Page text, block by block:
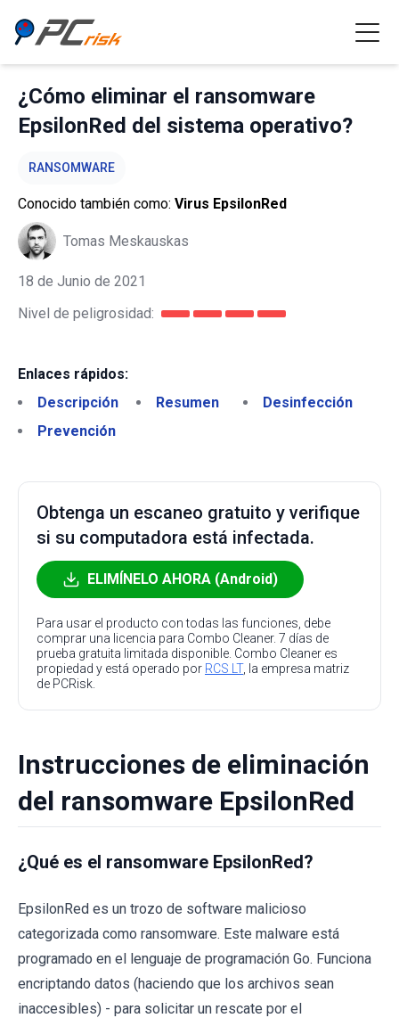
¿Cómo eliminar el ransomware
EpsilonRed del sistema operativo?
RANSOMWARE
Conocido también como: Virus EpsilonRed
Tomas Meskauskas
18 de Junio de 2021
Nivel de peligrosidad:
Enlaces rápidos:
Descripción
Resumen
Desinfección
Prevención
Obtenga un escaneo gratuito y verifique
si su computadora está infectada.
ELIMÍNELO AHORA (Android)
Para usar el producto con todas las funciones, debe
comprar una licencia para Combo Cleaner. 7 días de
prueba gratuita limitada disponible. Combo Cleaner es
propiedad y está operado por RCS LT, la empresa matriz
de PCRisk.
Instrucciones de eliminación
del ransomware EpsilonRed
¿Qué es el ransomware EpsilonRed?
EpsilonRed es un trozo de software malicioso
categorizada como ransomware. Este malware está
programado en el lenguaje de programación Go. Funciona
encriptando datos (haciendo que los archivos sean
inaccesibles) - para solicitar un rescate por el